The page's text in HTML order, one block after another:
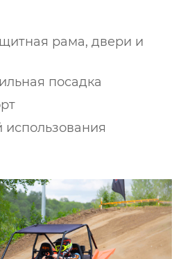
рама, двери и
посадка